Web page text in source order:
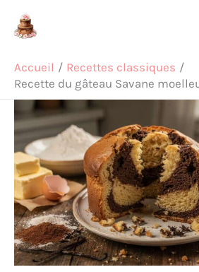
Accueil
Recettes classiques
Recette du gâteau Savane
Rechercher